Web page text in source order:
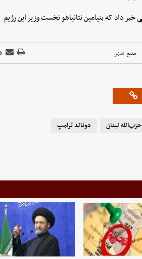
داد که بنیامین نتانیاهو نخست وزیر این رژیم
منبع :مهر
حزب‌الله لبنان دونالد ترامپ